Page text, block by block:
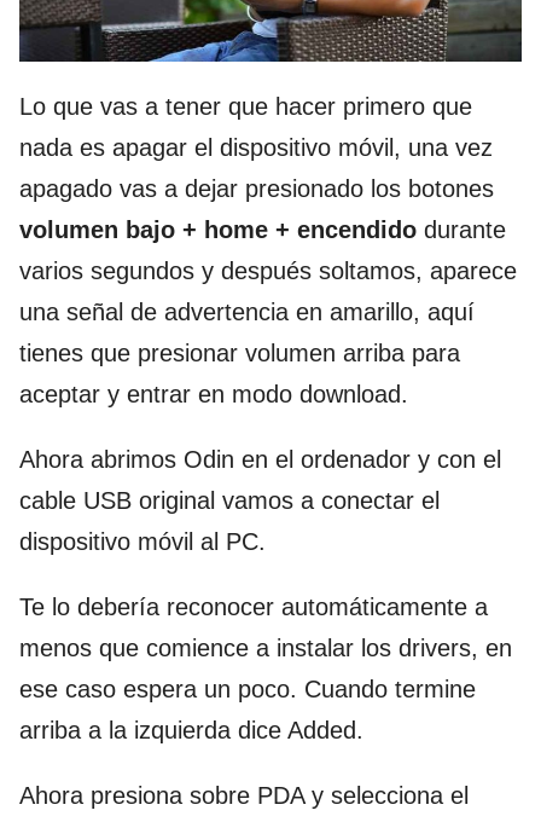
Lo que vas a tener que hacer primero que
nada es apagar el dispositivo móvil, una vez
apagado vas a dejar presionado los botones
volumen bajo + home + encendido durante
varios segundos y después soltamos, aparece
una señal de advertencia en amarillo, aquí
tienes que presionar volumen arriba para
aceptar y entrar en modo download.
Ahora abrimos Odin en el ordenador y con el
cable USB original vamos a conectar el
dispositivo móvil al PC.
Te lo debería reconocer automáticamente a
menos que comience a instalar los drivers, en
ese caso espera un poco. Cuando termine
arriba a la izquierda dice Added.
Ahora presiona sobre PDA y selecciona el